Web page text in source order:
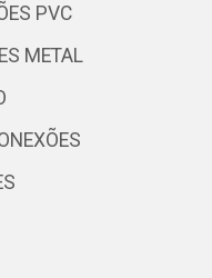
PVC
METAL